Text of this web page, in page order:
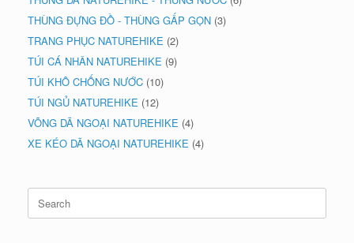
THÙNG ĐỰNG ĐỒ - THÙNG GẤP GỌN (3)
TRANG PHỤC NATUREHIKE (2)
TÚI CÁ NHÂN NATUREHIKE (9)
TÚI KHÔ CHỐNG NƯỚC (10)
TÚI NGỦ NATUREHIKE (12)
VÕNG DÃ NGOẠI NATUREHIKE (4)
XE KÉO DÃ NGOẠI NATUREHIKE (4)
Search
for: